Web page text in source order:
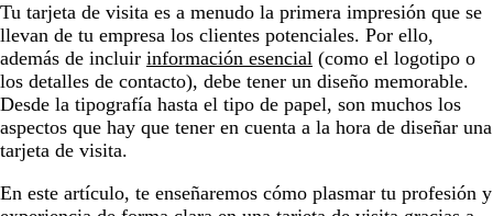
Tu tarjeta de visita es a menudo la primera impresión que se
llevan de tu empresa los clientes potenciales. Por ello,
además de incluir información esencial (como el logotipo o
los detalles de contacto), debe tener un diseño memorable.
Desde la tipografía hasta el tipo de papel, son muchos los
aspectos que hay que tener en cuenta a la hora de diseñar una
tarjeta de visita.
En este artículo, te enseñaremos cómo plasmar tu profesión y